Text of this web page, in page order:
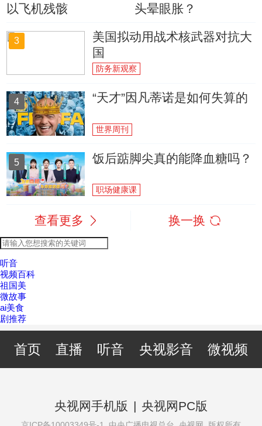
以飞机残骸
头晕眼胀？
3
美国拟动用战术核武器对抗大
国
防务新观察
4 “天才”因凡蒂诺是如何失算的
世界周刊
5 饭后踮脚尖真的能降血糖吗？
职场健康课
查看更多 换一换
听音
视频百科
祖国美
微故事
ai美食
剧推荐
首页 直播 听音 央视影音 微视频
央视网手机版 | 央视网PC版